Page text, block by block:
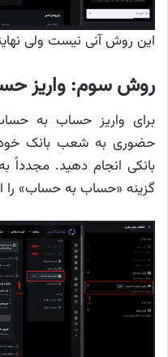
این روش آنی نیست ولی نهایتاً ۳۰ دقیقه طول
روش سوم: واریز
برای واریز حساب به
حضوری به شعب بانک
بانکی انجام دهید. مجدداً
گزینه «حساب به حساب» را